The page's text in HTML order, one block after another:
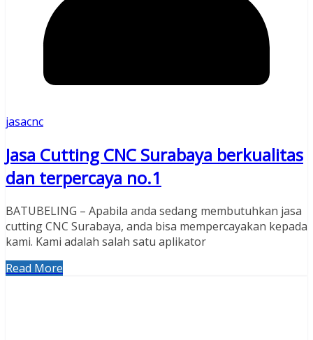
jasacnc
Jasa Cutting CNC Surabaya berkualitas
dan terpercaya no.1
BATUBELING – Apabila anda sedang membutuhkan jasa
cutting CNC Surabaya, anda bisa mempercayakan kepada
kami. Kami adalah salah satu aplikator
Read More